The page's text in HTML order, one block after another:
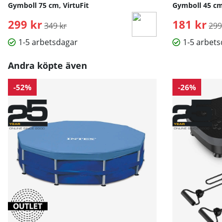
Gymboll 75 cm, VirtuFit
299 kr Ordinarie pris:
349 kr
1-5 arbetsdagar
Gymboll 45
181 kr
1-5
Andra köpte även
-52% -26%